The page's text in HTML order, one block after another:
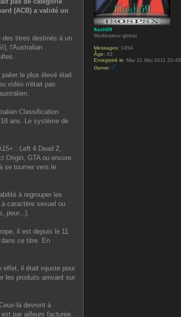
(ACB) a validé un
des titres destinés à un
l'Australian
le plus élevé était
vidéo n'était pas
Classification
ans. Le système de
: Left 4 Dead 2,
Origin, GTA ou encore
se tourner vers le
à regrouper les
caractère sexuel ou
peur...).
il est depuis le 11
ce titre. En
effet, il était injuste pour
les produits arrivant sur
là devront à
par ailleurs facturée,
flash59
Modérateur global
Messages: 1454
Âge: 43
Enregistré le: Mar 31 Mai 2011 20:48
Genre: